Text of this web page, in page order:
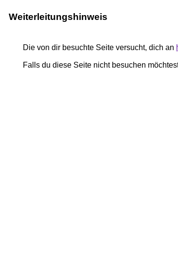
Weiterleitungshinweis
Die von dir besuchte Seite versucht, dich an
Falls du diese Seite nicht besuchen